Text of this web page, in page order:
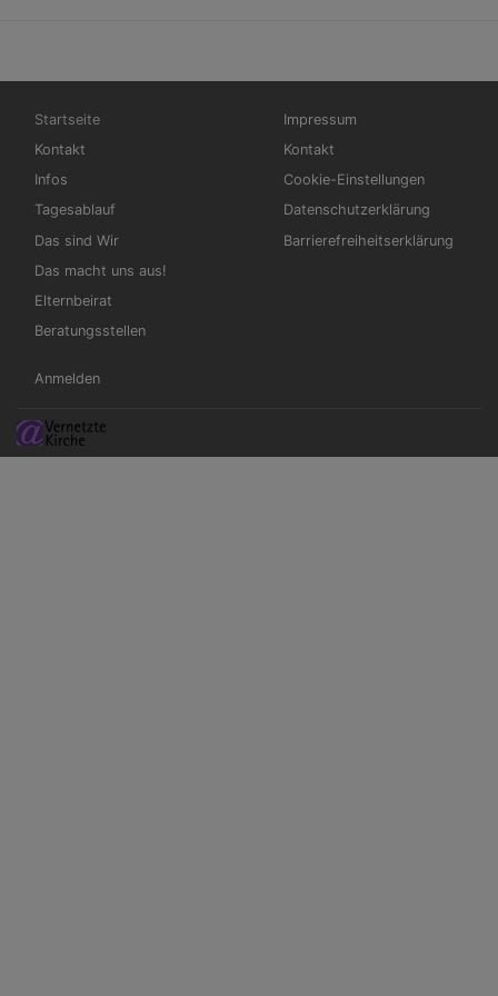
Hauptnavigation
Startseite
Kontakt
Infos
Tagesablauf
Das sind Wir
Das macht uns aus!
Elternbeirat
Beratungsstellen
Fußbereichsmenü
Impressum
Kontakt
Cookie-Einstellungen
Datenschutzerklärung
Barrierefreiheitserklärung
Benutzermenü
Anmelden